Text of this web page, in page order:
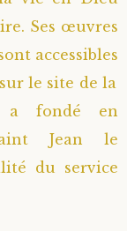
Ses œuvres
accessibles
le site de la
a fondé en
Jean le
du service